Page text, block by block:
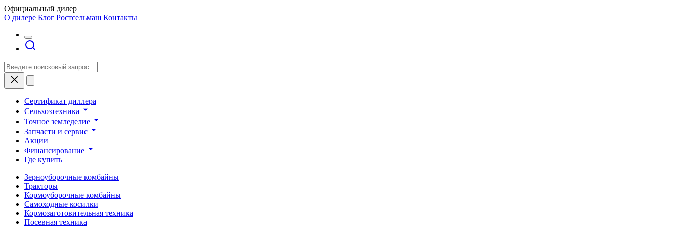
Официальный дилер
О дилере Блог Ростсельмаш Контакты
Сертификат диллера
Сельхозтехника
Точное земледелие
Запчасти и сервис
Акции
Финансирование
Где купить
Зерноуборочные комбайны
Тракторы
Кормоуборочные комбайны
Самоходные косилки
Кормозаготовительная техника
Посевная техника